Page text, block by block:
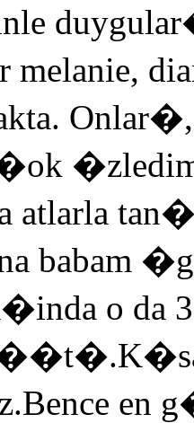
atlarla
babam
o da
en